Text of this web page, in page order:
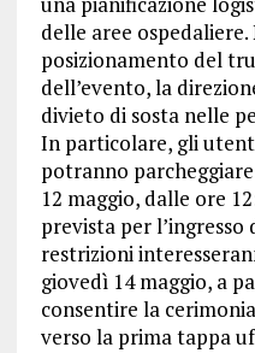
delle aree
posizionamento del
dell’evento, la
divieto di sosta nelle
In particolare, gli
potranno
12 maggio, dalle ore
prevista per
restrizioni
giovedì 14 maggio, a
consentire la
verso la prima tappa